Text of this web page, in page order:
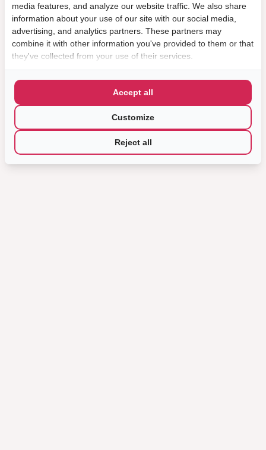
media features, and analyze our website traffic. We also share
information about your use of our site with our social media,
advertising, and analytics partners. These partners may
combine it with other information you've provided to them or that
they've collected from your use of their services.
Reject all
Customize
Accept all